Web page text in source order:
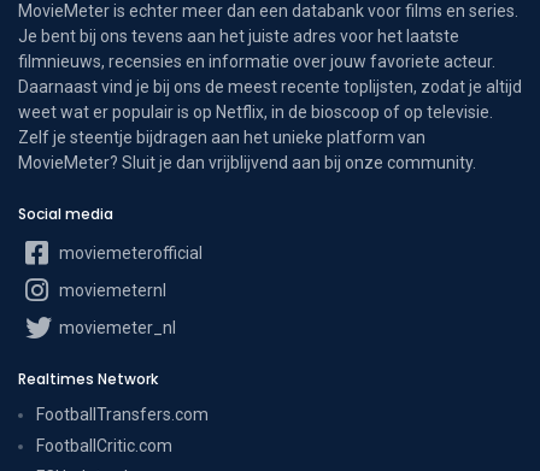
MovieMeter is echter meer dan een databank voor films en series.
Je bent bij ons tevens aan het juiste adres voor het laatste
filmnieuws, recensies en informatie over jouw favoriete acteur.
Daarnaast vind je bij ons de meest recente toplijsten, zodat je altijd
weet wat er populair is op Netflix, in de bioscoop of op televisie.
Zelf je steentje bijdragen aan het unieke platform van
MovieMeter? Sluit je dan vrijblijvend aan bij onze community.
Social media
moviemeterofficial
moviemeternl
moviemeter_nl
Realtimes Network
FootballTransfers.com
FootballCritic.com